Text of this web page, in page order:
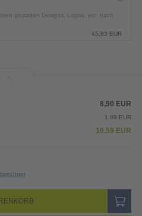
gestalten Designs, Logos, etc. nach
45,83 EUR
8,90 EUR
1,69 EUR
10,59 EUR